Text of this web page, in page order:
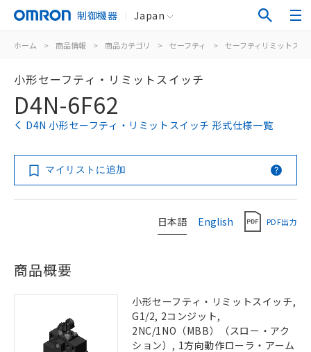
制御機器 Japan
ホーム > 商品情報 > 商品カテゴリ > セーフティ > セーフティリミットスイ
小形セーフティ・リミットスイッチ
D4N-6F62
D4N 小形セーフティ・リミットスイッチ 形式仕様一覧
マイリストに追加
日本語 English PDF出力
商品概要
小形セーフティ・リミットスイッチ,
G1/2, 2コンジット,
2NC/1NO（MBB）（スロー・アク
ション）, 1方向動作ローラ・アーム